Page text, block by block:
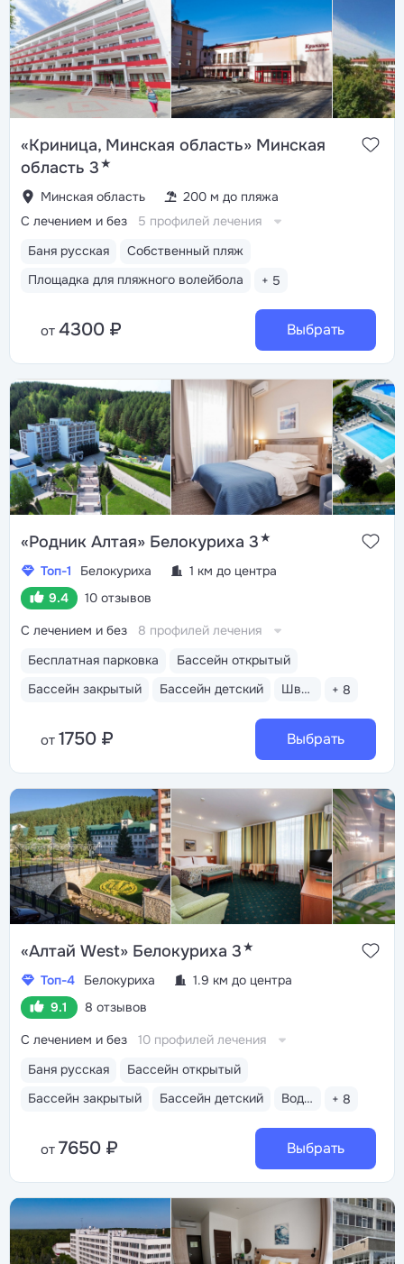
«Криница, Минская область» Минская
область 3★
Минская область 200 м до пляжа
Баня русская
Собственный пляж
Площадка для пляжного волейбола
+ 5
С лечением и без 5 профилей лечения
от 4300 ₽ Выбрать
«Родник Алтая» Белокуриха 3★
Топ-1 Белокуриха
1 км до центра
9.4
10 отзывов
Бесплатная парковка
Бассейн открытый
Бассейн закрытый
Бассейн детский Шведский стол + 8
С лечением и без 8 профилей лечения
от 1750 ₽ Выбрать
«Алтай West» Белокуриха 3★
Топ-4 Белокуриха
1.9 км до центра
9.1
8 отзывов
Баня русская
Бассейн открытый
Бассейн закрытый
Бассейн детский Водные горки + 8
С лечением и без 10 профилей лечения
от 7650 ₽ Выбрать